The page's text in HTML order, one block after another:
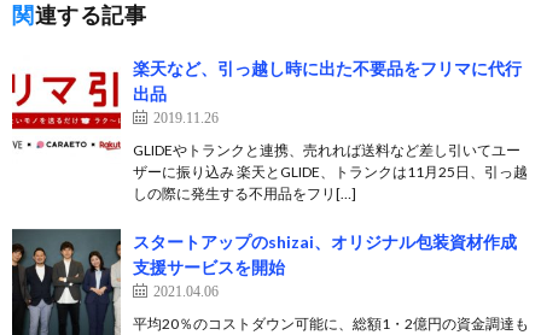
関連する記事
楽天など、引っ越し時に出た不要品をフリマに代行
出品
2019.11.26
GLIDEやトランクと連携、売れれば送料など差し引いてユー
ザーに振り込み 楽天とGLIDE、トランクは11月25日、引っ越
しの際に発生する不用品をフリ[…]
スタートアップのshizai、オリジナル包装資材作成
支援サービスを開始
2021.04.06
平均20％のコストダウン可能に、総額1・2億円の資金調達も